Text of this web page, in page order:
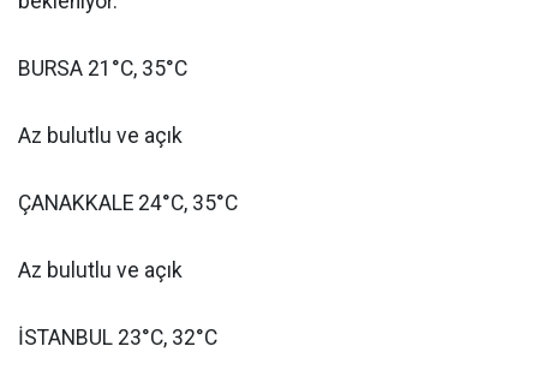
BURSA 21°C, 35°C
Az bulutlu ve açık
ÇANAKKALE 24°C, 35°C
Az bulutlu ve açık
İSTANBUL 23°C, 32°C